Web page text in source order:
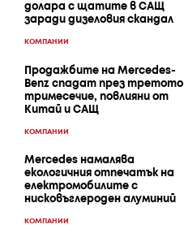
долара с щатите в САЩ
заради дизеловия скандал
КОМПАНИИ
Продажбите на Mercedes-
Benz спадат през третото
тримесечие, повлияни от
Китай и САЩ
КОМПАНИИ
Mercedes намалява
екологичния отпечатък на
електромобилите с
нисковъглероден алуминий
КОМПАНИИ